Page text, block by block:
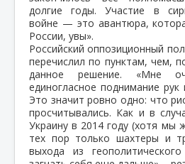
долгие годы. Участие в
войне — это авантюра,
России, увы».
Российский оппозиционный
перечислил по пунктам, чем,
данное решение. «Мне
единогласное поднимание
Это значит ровно одно: что
просчитывались. Как и в
Украину в 2014 году (хотя мы
тех пор только шахтеры и
выхода из